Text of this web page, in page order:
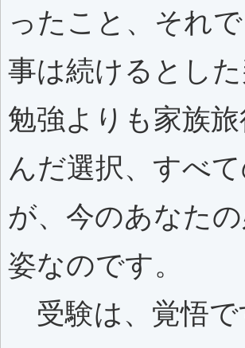
ったこと、それ
事は続けるとした
勉強よりも家族
んだ選択、すべ
が、今のあなた
姿なのです。
受験は、覚悟で